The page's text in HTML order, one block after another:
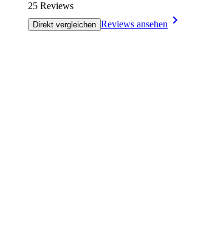
25 Reviews
Direkt vergleichen Reviews ansehen